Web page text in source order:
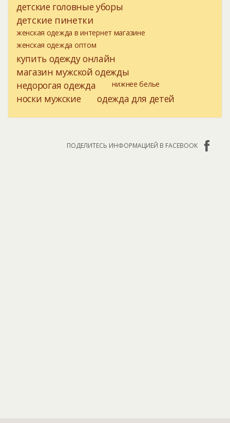
детские головные уборы
детские пинетки
женская одежда в интернет магазине
женская одежда оптом
купить одежду онлайн
магазин мужской одежды
недорогая одежда
нижнее белье
носки мужские одежда для детей
ПОДЕЛИТЕСЬ ИНФОРМАЦИЕЙ В FACEBOOK